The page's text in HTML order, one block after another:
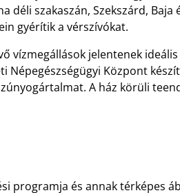
déli szakaszán, Szekszárd, Baja
gyérítik a vérszívókat.
vízmegállások jelentenek
Népegészségügyi Központ
A ház körüli
programja és annak térképes